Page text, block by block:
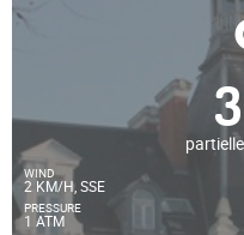
WIND
2 KM/H, SSE
PRESSURE
1 ATM